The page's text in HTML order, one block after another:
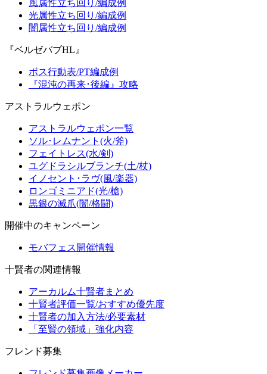
風属性立ち回り/編成例
光属性立ち回り/編成例
闇属性立ち回り/編成例
『ベルゼバブHL』
ボス行動表/PT編成例
『混沌の再来･後編』攻略
アストラルウェポン
アストラルウェポン一覧
ソル･レムナント(火/斧)
フェイトレス(水/剣)
ユグドラシルブランチ(土/杖)
イノセント･ラヴ(風/楽器)
ロンゴミニアド(光/槍)
黒銀の滅爪(闇/格闘)
開催中のキャンペーン
モバフェス開催情報
十賢者の関連情報
アーカルム十賢者まとめ
十賢者評価一覧/おすすめ優先度
十賢者の加入方法/必要素材
「至賢の領域」強化内容
フレンド募集